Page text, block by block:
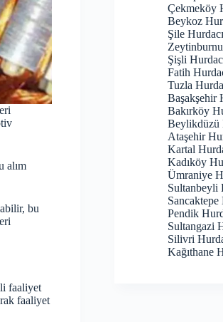
alım
bu
faaliyet
faaliyet
Çekmeköy
Beykoz
Şile Hurdacı
Şişli
Fatih
Tuzla
Başakşehir
Bakırköy
Beylikdüzü
Ataşehir
Kartal
Kadıköy
Ümraniye
Sultanbeyli
Sancaktepe
Pendik
Sultangazi
Silivri
Kağıthane